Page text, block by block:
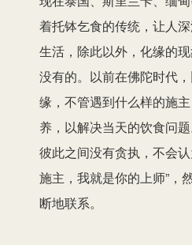
着托钵乞食的传统，让人
生活，除此以外，化缘的
没有的。以前在佛陀时代
缘，不管遇到什么样的施
养，以解决当天的饮食问
彼此之间没有贪执，不会
施主，我就是你的上师”，
断地联系。